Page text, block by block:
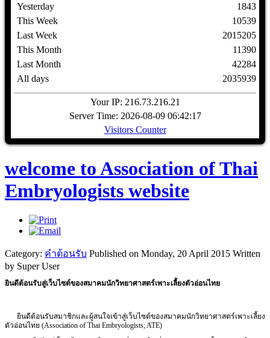
Yesterday
This Week
Last Week
This Month
Last Month
All days
1843
10539
2015205
11390
42284
2035939
Your IP: 216.73.216.21
Server Time: 2026-08-09 06:42:17
Visitors Counter
welcome to Association of Thai
Embryologists website
Category: คำต้อนรับ Published on Monday, 20 April 2015 Written
by Super User
ยินดีต้อนรับสู่เว็บไซต์ของสมาคมนักวิทยาศาสตร์เพาะเลี้ยงตัวอ่อนไทย
ยินดีต้อนรับสมาชิกและผู้สนใจเข้าสู่เว็บไซต์ของสมาคมนักวิทยาศาสตร์เพาะเลี้ยง
ตัวอ่อนไทย (Association of Thai Embryologists; ATE)